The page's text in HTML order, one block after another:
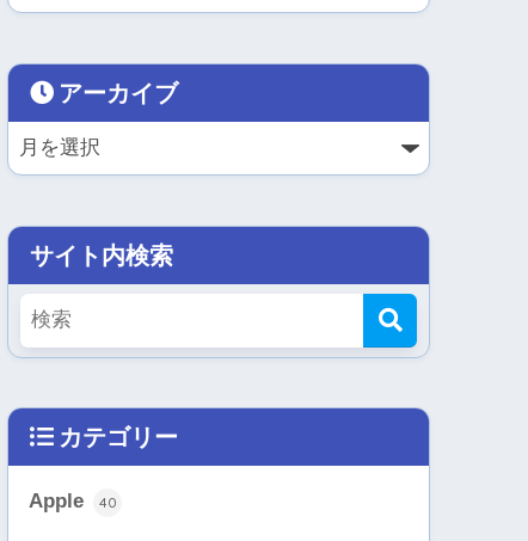
アーカイブ
サイト内検索
カテゴリー
Apple 40